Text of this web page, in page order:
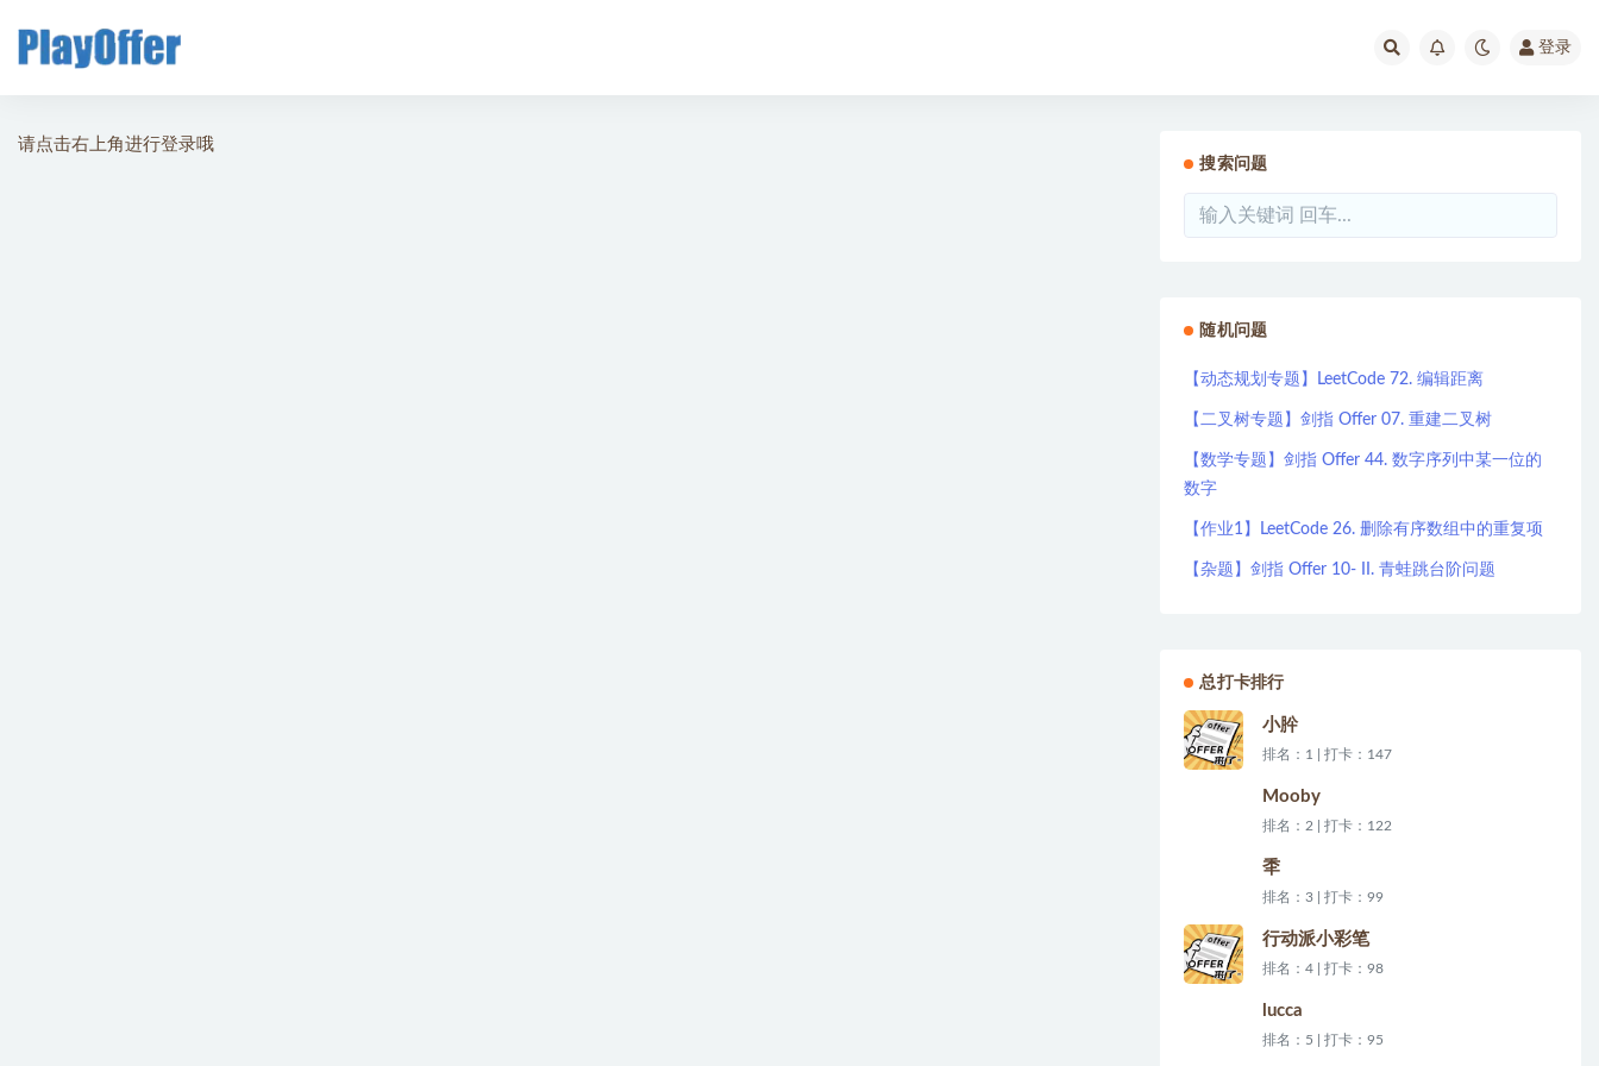
登录
请点击右上角进行登录哦
搜索问题
随机问题
【动态规划专题】LeetCode 72. 编辑距离
【二叉树专题】剑指 Offer 07. 重建二叉树
【数学专题】剑指 Offer 44. 数字序列中某一位的
数字
【作业1】LeetCode 26. 删除有序数组中的重复项
【杂题】剑指 Offer 10- II. 青蛙跳台阶问题
总打卡排行
小肸
排名：1 | 打卡：147
Mooby
排名：2 | 打卡：122
秊
排名：3 | 打卡：99
行动派小彩笔
排名：4 | 打卡：98
lucca
排名：5 | 打卡：95